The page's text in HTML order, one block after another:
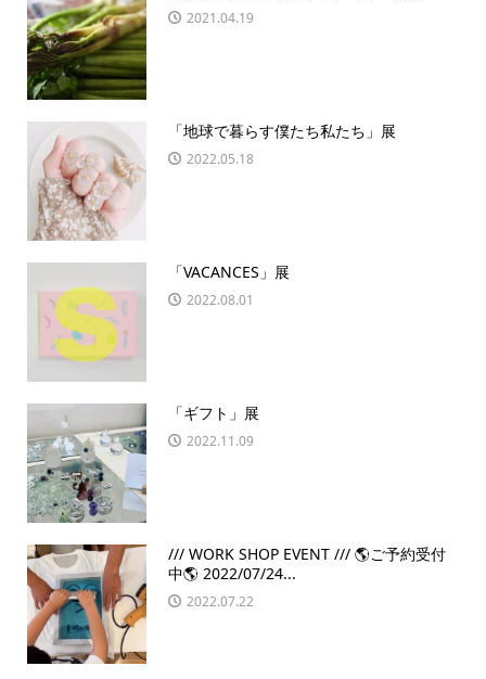
2021.04.19
「地球で暮らす僕たち私たち」展
2022.05.18
「VACANCES」展
2022.08.01
「ギフト」展
2022.11.09
/// WORK SHOP EVENT /// 🌎ご予約受付
中🌎 2022/07/24...
2022.07.22